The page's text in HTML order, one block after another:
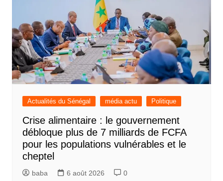
Actualités du Sénégal média actu Politique
Crise alimentaire : le gouvernement
débloque plus de 7 milliards de FCFA
pour les populations vulnérables et le
cheptel
baba 6 août 2026 0